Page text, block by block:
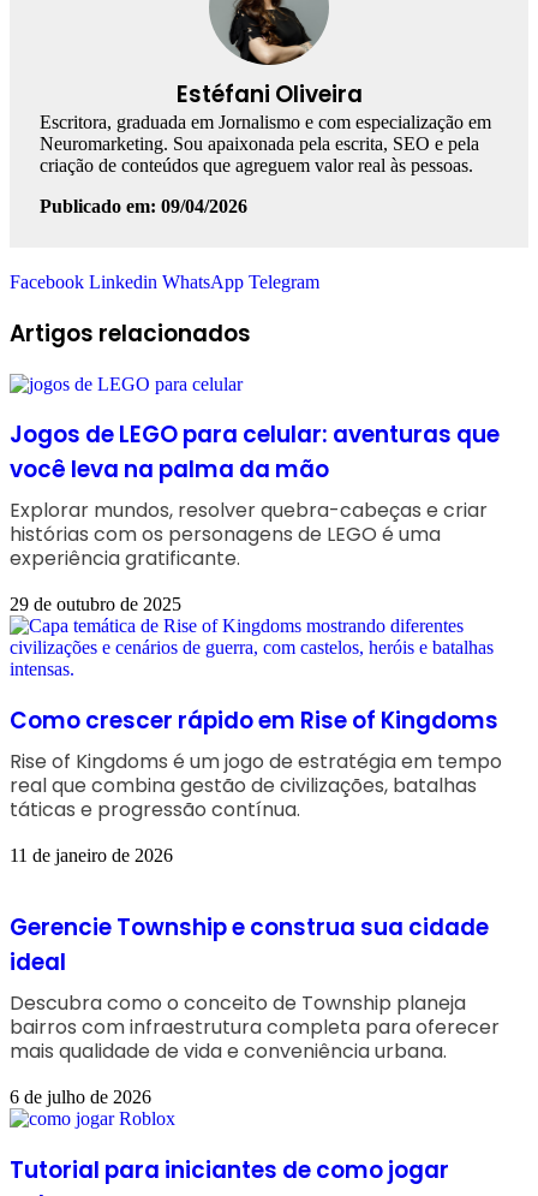
Estéfani Oliveira
Escritora, graduada em Jornalismo e com especialização em
Neuromarketing. Sou apaixonada pela escrita, SEO e pela
criação de conteúdos que agreguem valor real às pessoas.
Publicado em: 09/04/2026
Facebook Linkedin WhatsApp Telegram
Artigos relacionados
Jogos de LEGO para celular: aventuras que
você leva na palma da mão
Explorar mundos, resolver quebra-cabeças e criar
histórias com os personagens de LEGO é uma
experiência gratificante.
29 de outubro de 2025
Como crescer rápido em Rise of Kingdoms
Rise of Kingdoms é um jogo de estratégia em tempo
real que combina gestão de civilizações, batalhas
táticas e progressão contínua.
11 de janeiro de 2026
Gerencie Township e construa sua cidade
ideal
Descubra como o conceito de Township planeja
bairros com infraestrutura completa para oferecer
mais qualidade de vida e conveniência urbana.
6 de julho de 2026
Tutorial para iniciantes de como jogar